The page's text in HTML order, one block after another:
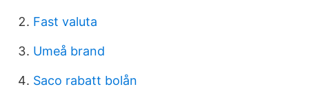
Fast valuta
Umeå brand
Saco rabatt bolån